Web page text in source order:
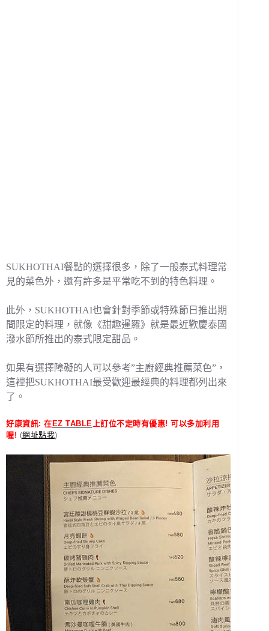
SUKHOTHAI餐點的選擇很多，除了一般泰式料理常
見的菜色外，還有許多是平常吃不到的特色料理。
此外，SUKHOTHAI也會針對季節或特殊節日推出期
間限定的料理，就像《甜趣暹羅》就是最近歡慶泰國
潑水節所推出的泰式限定甜品。
如果有選擇障礙的人可以參考”主廚經典推薦菜色”，
這裡把SUKHOTHAI最受歡迎最經典的料理都列出來
了。
好康資訊: 在 EZ TABLE 上訂位不定時有優惠! 可以多加利用
喔! (網址點我)